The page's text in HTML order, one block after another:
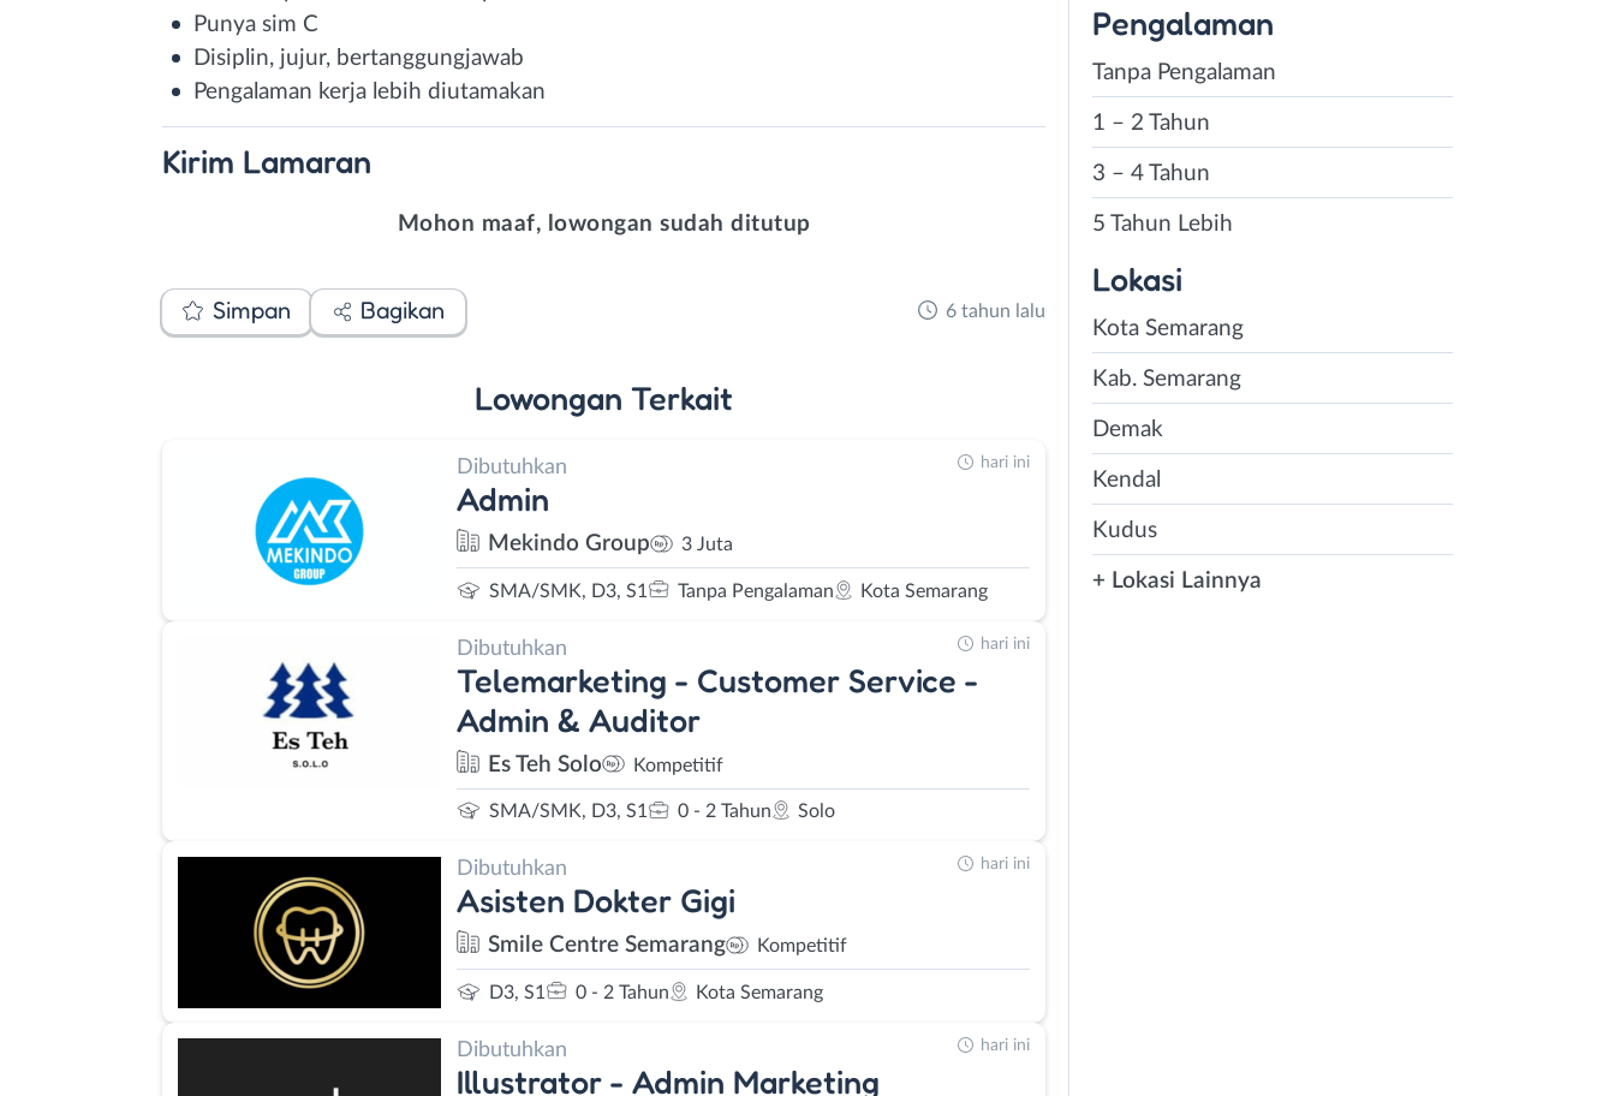
Punya sim C
Disiplin, jujur, bertanggungjawab
Pengalaman kerja lebih diutamakan
Kirim Lamaran
Mohon maaf, lowongan sudah ditutup
Simpan Bagikan 6 tahun lalu
Lowongan Terkait
Dibutuhkan
Admin
Mekindo Group 3 Juta
SMA/SMK, D3, S1 Tanpa Pengalaman Kota Semarang
hari ini
Dibutuhkan
Telemarketing - Customer Service -
Admin & Auditor
Es Teh Solo Kompetitif
SMA/SMK, D3, S1 0 - 2 Tahun Solo
hari ini
Dibutuhkan
Asisten Dokter Gigi
Smile Centre Semarang Kompetitif
D3, S1 0 - 2 Tahun Kota Semarang
hari ini
Dibutuhkan
Illustrator - Admin Marketing
hari ini
Pengalaman
Tanpa Pengalaman
1 – 2 Tahun
3 – 4 Tahun
5 Tahun Lebih
Lokasi
Kota Semarang
Kab. Semarang
Demak
Kendal
Kudus
+ Lokasi Lainnya